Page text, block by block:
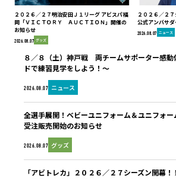
２０２６／２７明治安田Ｊ１リーグ アビスパ福
岡「ＶＩＣＴＯＲＹ ＡＵＣＴＩＯＮ」開催の
お知らせ
2026.08.07 グッズ
２０２６／２
公式アンバサ
2026.08.07 ニュース
2026.08.07 ニュース
８／８（土）神戸戦 両チームサポーター感動
ドで練習見学をしよう！～
2026.08.07 グッズ
全選手展開！ベビーユニフォーム＆ユニフォ
受注販売開始のお知らせ
「アビトレカ」２０２６／２７シーズン開幕